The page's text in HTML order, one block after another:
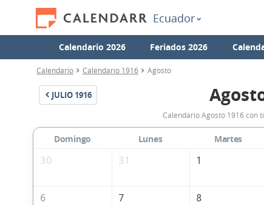
Ecuador
Calendario 2026 Feriados 2026
Calendario Calendario 1916 Agosto
JULIO 1916
Calendario Agosto 1916 con
Domingo Lunes Martes
30
31 1
6 7 8